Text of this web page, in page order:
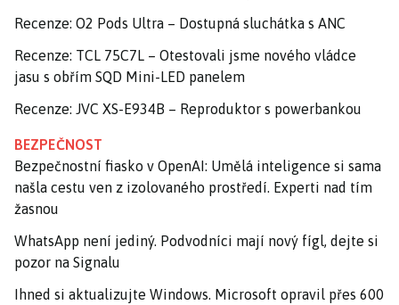
Recenze: O2 Pods Ultra – Dostupná sluchátka s ANC
Recenze: TCL 75C7L – Otestovali jsme nového vládce
jasu s obřím SQD Mini-LED panelem
Recenze: JVC XS-E934B – Reproduktor s powerbankou
BEZPEČNOST
Bezpečnostní fiasko v OpenAI: Umělá inteligence si sama
našla cestu ven z izolovaného prostředí. Experti nad tím
žasnou
WhatsApp není jediný. Podvodníci mají nový fígl, dejte si
pozor na Signalu
Ihned si aktualizujte Windows. Microsoft opravil přes 600